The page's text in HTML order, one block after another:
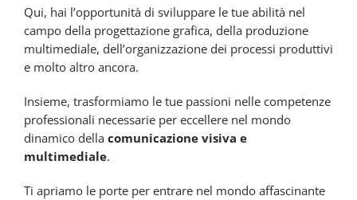
Qui, hai l’opportunità di sviluppare le tue abilità nel
campo della progettazione grafica, della produzione
multimediale, dell’organizzazione dei processi produttivi
e molto altro ancora.
Insieme, trasformiamo le tue passioni nelle competenze
professionali necessarie per eccellere nel mondo
dinamico della comunicazione visiva e
multimediale.
Ti apriamo le porte per entrare nel mondo affascinante